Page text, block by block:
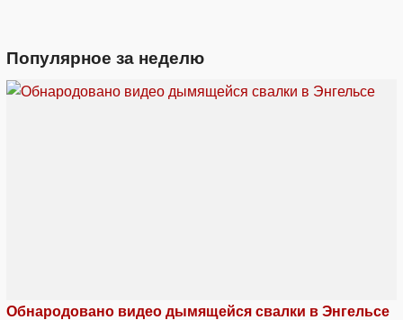
Популярное за неделю
Обнародовано видео дымящейся свалки в Энгельсе